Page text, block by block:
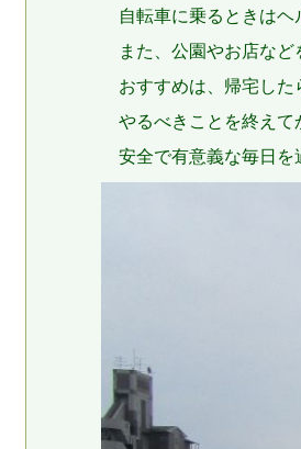
自転車に乗るときはヘ
また、公園やお店な
おすすめは、帰宅した
やるべきことを終えて
安全で有意義な毎日を